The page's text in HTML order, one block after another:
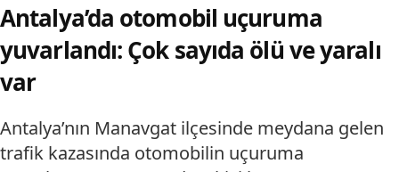
Antalya’da otomobil uçuruma
yuvarlandı: Çok sayıda ölü ve yaralı
var
Antalya’nın Manavgat ilçesinde meydana gelen
trafik kazasında otomobilin uçuruma